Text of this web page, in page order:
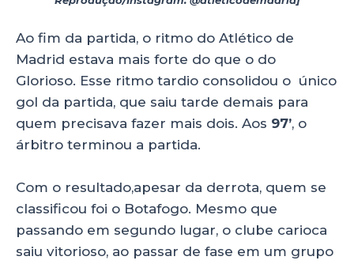
Ao fim da partida, o ritmo do Atlético de
Madrid estava mais forte do que o do
Glorioso. Esse ritmo tardio consolidou o único
gol da partida, que saiu tarde demais para
quem precisava fazer mais dois. Aos 97’, o
árbitro terminou a partida.
Com o resultado,apesar da derrota, quem se
classificou foi o Botafogo. Mesmo que
passando em segundo lugar, o clube carioca
saiu vitorioso, ao passar de fase em um grupo